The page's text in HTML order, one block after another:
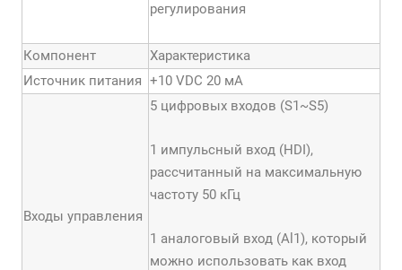
регулирования
Компонент
Характеристика
Источник питания +10 VDC 20 мА
Входы управления
5 цифровых входов (S1~S5)
1 импульсный вход (HDI),
рассчитанный на максимальную
частоту 50 кГц
1 аналоговый вход (Al1), который
можно использовать как вход